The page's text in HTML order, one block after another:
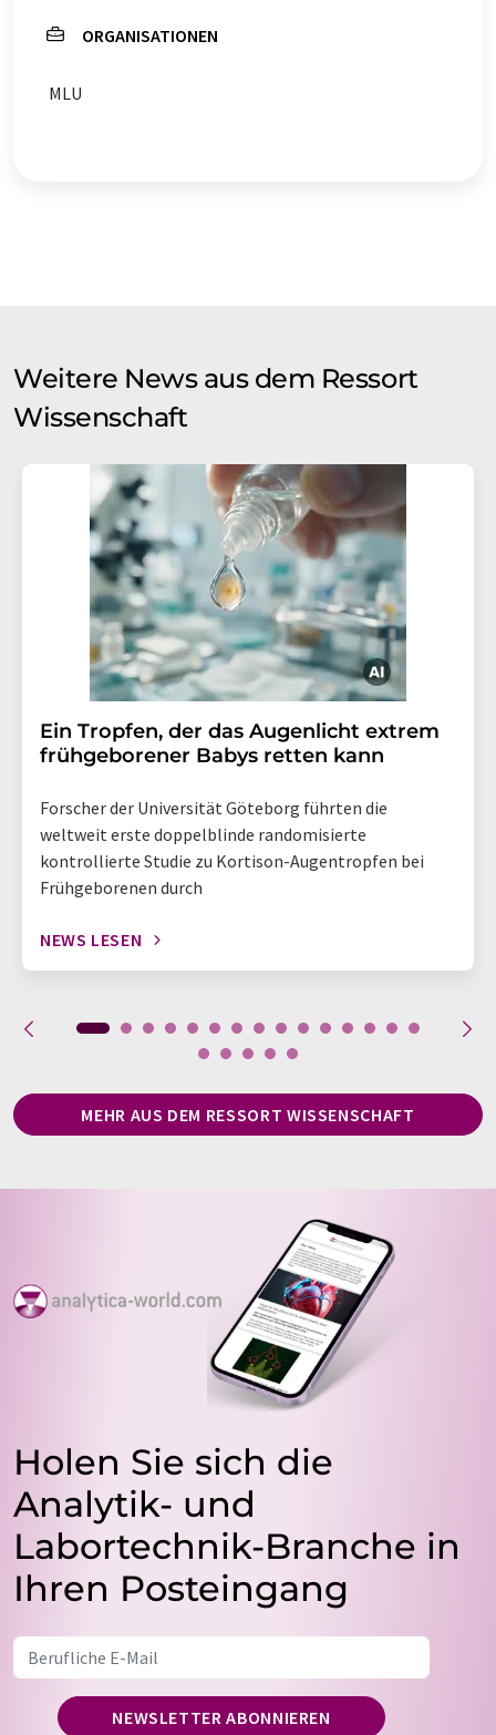
ORGANISATIONEN
MLU
Weitere News aus dem Ressort
Wissenschaft
Ein Tropfen, der das Augenlicht extrem
frühgeborener Babys retten kann
Forscher der Universität Göteborg führten die
weltweit erste doppelblinde randomisierte
kontrollierte Studie zu Kortison-Augentropfen bei
Frühgeborenen durch
NEWS LESEN
MEHR AUS DEM RESSORT WISSENSCHAFT
Holen Sie sich die
Analytik- und
Labortechnik-Branche in
Ihren Posteingang
NEWSLETTER ABONNIEREN